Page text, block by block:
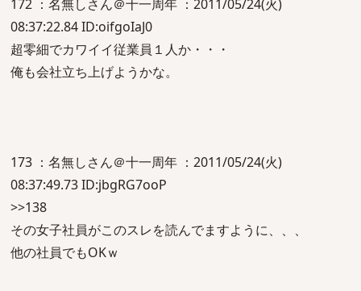
172 ：名無しさん＠十一周年 ：2011/05/24(火)
08:37:22.84 ID:oifgoIaJ0
超零細でカワイイ従業員１人か・・・
俺も会社立ち上げようかな。
173 ：名無しさん＠十一周年 ：2011/05/24(火)
08:37:49.73 ID:jbgRG7ooP
>>138
その女子社員がこのスレを読んでますように、、、
他の社員でもOKｗ